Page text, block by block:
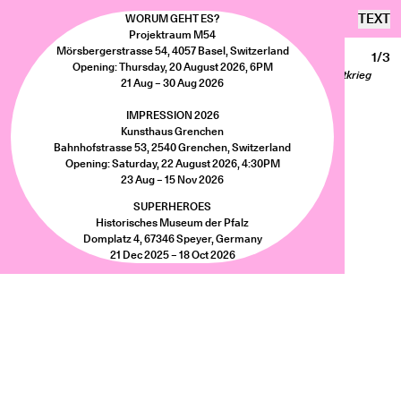
SEBASTIAN UTZNI TEXT
CONTICUERE OMN
Conticuere omn (Emmenbrücke: Skulptur für die im Zweiten Weltkrieg
verstorbenen italienischen Soldaten)
Photo: Sebastian Utzni
1/3
WORUM GEHT ES?
Projektraum M54
Mörsbergerstrasse 54, 4057 Basel, Switzerland
Opening: Thursday, 20 August 2026, 6PM
21 Aug – 30 Aug 2026
IMPRESSION 2026
Kunsthaus Grenchen
Bahnhofstrasse 53, 2540 Grenchen, Switzerland
Opening: Saturday, 22 August 2026, 4:30PM
23 Aug – 15 Nov 2026
SUPERHEROES
Historisches Museum der Pfalz
Domplatz 4, 67346 Speyer, Germany
21 Dec 2025 – 18 Oct 2026